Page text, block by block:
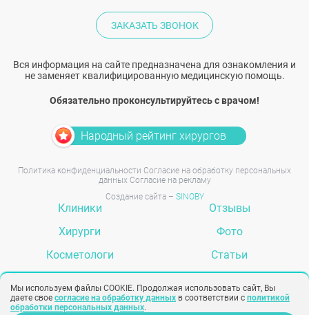
ЗАКАЗАТЬ ЗВОНОК
Вся информация на сайте предназначена для ознакомления и
не заменяет квалифицированную медицинскую помощь.
Обязательно проконсультируйтесь с врачом!
Народный рейтинг хирургов
Политика конфиденциальности Согласие на обработку персональных
данных Согласие на рекламу
Создание сайта – SINOBY
Клиники
Хирурги
Косметологи
Отзывы
Фото
Статьи
Мы используем файлы COOKIE. Продолжая использовать сайт, Вы
даете свое согласие на обработку данных в соответствии с политикой
обработки персональных данных.